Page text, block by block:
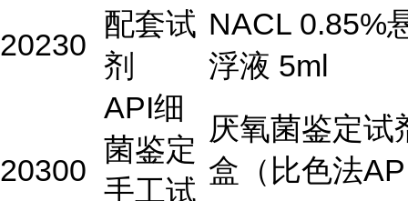
20230
配套试
剂
NACL 0.85%
浮液 5ml
20300
API细
菌鉴定
手工试
厌氧菌鉴定试
盒（比色法